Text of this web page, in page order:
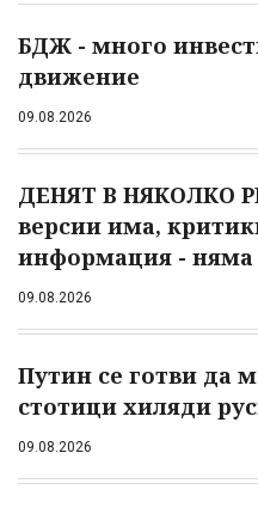
БДЖ - много
движение
09.08.2026
ДЕНЯТ В НЯКОЛКО
версии има,
информация - няма
09.08.2026
Путин се готви да
стотици хиляди
09.08.2026